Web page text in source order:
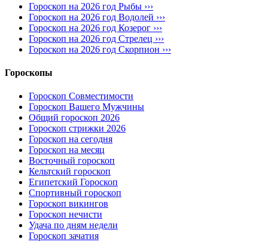
Гороскоп на 2026 год Рыбы ›››
Гороскоп на 2026 год Водолей ›››
Гороскоп на 2026 год Козерог ›››
Гороскоп на 2026 год Стрелец ›››
Гороскоп на 2026 год Скорпион ›››
Гороскопы
Гороскоп Совместимости
Гороскоп Вашего Мужчины
Общий гороскоп 2026
Гороскоп стрижки 2026
Гороскоп на сегодня
Гороскоп на месяц
Восточный гороскоп
Кельтский гороскоп
Египетский Гороскоп
Спортивный гороскоп
Гороскоп викингов
Гороскоп нечисти
Удача по дням недели
Гороскоп зачатия